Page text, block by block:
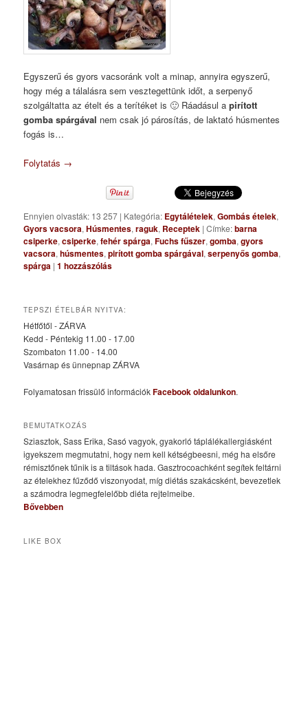
Egyszerű és gyors vacsoránk volt a minap, annyira egyszerű,
hogy még a tálalásra sem vesztegettünk időt, a serpenyő
szolgáltatta az ételt és a terítéket is 🙂 Ráadásul a pirított
gomba spárgával nem csak jó párosítás, de laktató húsmentes
fogás is…
Folytatás →
Ennyien olvasták: 13 257 | Kategória: Egytálételek,Gombás ételek,
Gyors vacsora,Húsmentes,raguk, Receptek |Címke:barna
csiperke,csiperke,fehér spárga,Fuchs fűszer,gomba,gyors
vacsora,húsmentes,pirított gomba spárgával,serpenyős gomba,
spárga |1 hozzászólás
TEPSZI ÉTELBÁR NYITVA:
Hétfőtől - ZÁRVA
Kedd - Péntekig 11.00 - 17.00
Szombaton 11.00 - 14.00
Vasárnap és ünnepnap ZÁRVA
Folyamatosan frissülő információkFacebook oldalunkon.
BEMUTATKOZÁS
Sziasztok, Sass Erika, Sasó vagyok, gyakorló táplálékallergiásként
igyekszem megmutatni, hogy nem kell kétségbeesni, még ha elsőre
rémisztőnek tűnik is a tiltások hada. Gasztrocoachként segítek feltárni
az ételekhez fűződő viszonyodat, míg diétás szakácsként, bevezetlek
a számodra legmegfelelőbb diéta rejtelmeibe.
Bővebben
LIKE BOX